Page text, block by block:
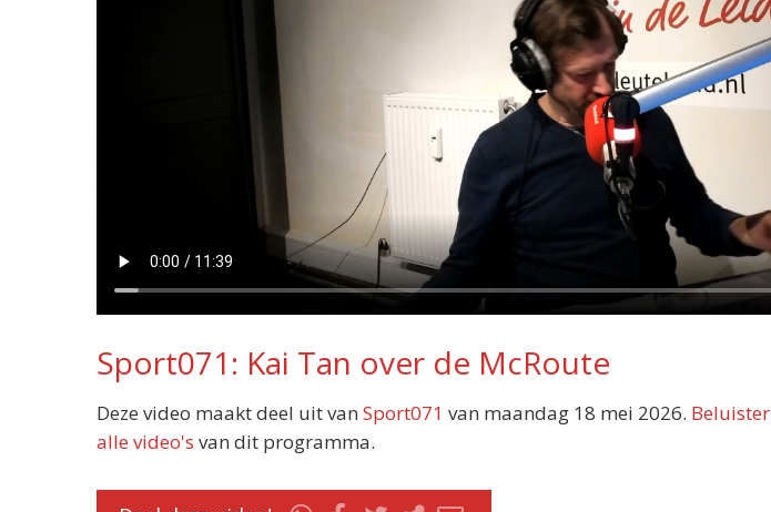
Sport071: Kai Tan over de McRoute
Deze video maakt deel uit van Sport071 van maandag 18 mei 2026. Beluister
alle video's van dit programma.